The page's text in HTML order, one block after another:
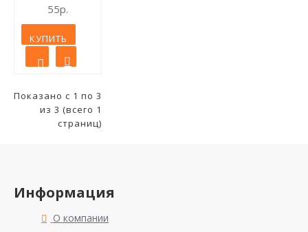
55р.
КУПИТЬ
Показано с 1 по 3
из 3 (всего 1
страниц)
Информация
О компании